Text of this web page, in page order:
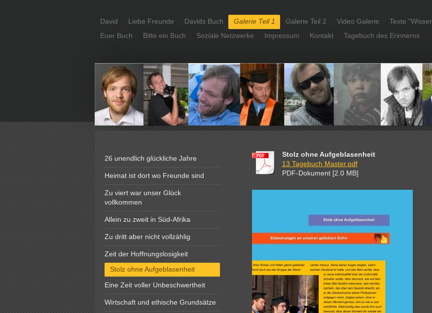
David Liebe Freunde Davids Buch Galerie Teil 1 Galerie Teil 2 Video Galerie Texte
Euer Buch
Bitte ein Buch Soziale Netzwerke Impressum Kontakt Tagebuch des Erinnerns
Stolz ohne Aufgeblasenheit
13 Tagebuch Master.pdf
PDF-Dokument [2.0 MB]
26 unendlich glückliche Jahre
Heimat ist dort wo Freunde sind
Zu viert war unser Glück
vollkommen
Allein zu zweit in Süd-Afrika
Zu dritt aber nicht vollzählig
Zeit der Hoffnungslosigkeit
Stolz ohne Aufgeblasenheit
Eine Zeit voller Unbeschwertheit
Wirtschaft und ethische Grundsätze